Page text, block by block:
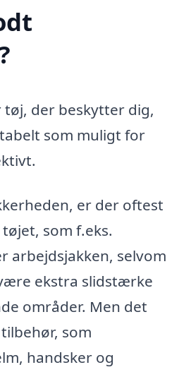
der beskytter dig,
som muligt for
er der oftest
som f.eks.
arbejdsjakken, selvom
ekstra slidstærke
områder. Men det
som
handsker og